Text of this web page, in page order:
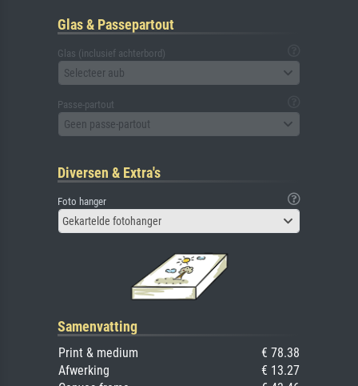
Glas & Passepartout
Glas (inclusief achterbord)
Selecteer aub
Passe-partout
Geen passe-partout
Diversen & Extra's
Foto hanger
Gekartelde fotohanger
Samenvatting
Print & medium
€ 78.38
Afwerking
€ 13.27